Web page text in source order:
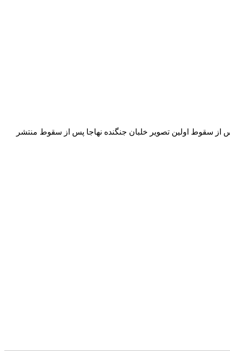
از سقوط اولین تصویر خلبان جنگنده نهاجا پس از سقوط منتشر